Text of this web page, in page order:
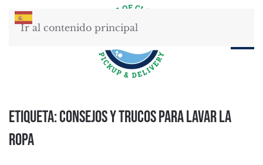
Ir al contenido principal
Etiqueta:consejos y trucos para lavar la
ropa